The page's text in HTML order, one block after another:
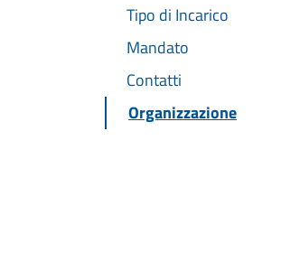
Tipo di Incarico
Mandato
Contatti
Organizzazione